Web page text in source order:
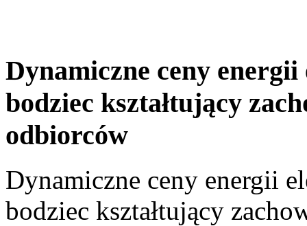
Dynamiczne ceny
bodziec kształtujący
odbiorców
Dynamiczne ceny energii
bodziec kształtujący